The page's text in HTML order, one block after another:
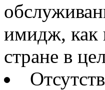
имидж, как
стране в